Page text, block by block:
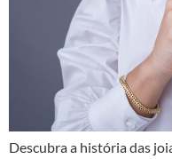
Descubra a história das